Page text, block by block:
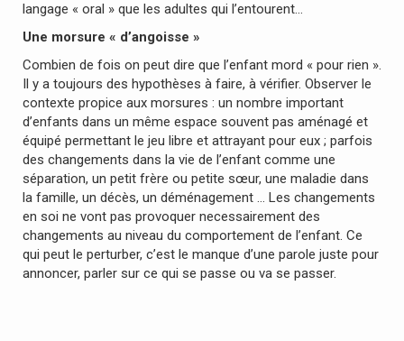
langage « oral » que les adultes qui l’entourent…
Une morsure « d’angoisse »
Combien de fois on peut dire que l’enfant mord « pour rien ».
Il y a toujours des hypothèses à faire, à vérifier. Observer le
contexte propice aux morsures : un nombre important
d’enfants dans un même espace souvent pas aménagé et
équipé permettant le jeu libre et attrayant pour eux ; parfois
des changements dans la vie de l’enfant comme une
séparation, un petit frère ou petite sœur, une maladie dans
la famille, un décès, un déménagement … Les changements
en soi ne vont pas provoquer necessairement des
changements au niveau du comportement de l’enfant. Ce
qui peut le perturber, c’est le manque d’une parole juste pour
annoncer, parler sur ce qui se passe ou va se passer.